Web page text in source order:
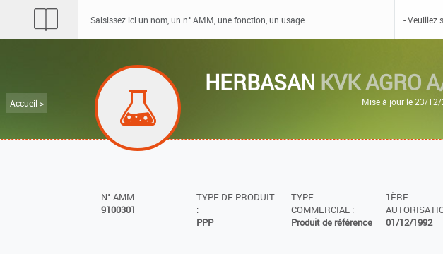
Accueil >
HERBASAN KVK AGRO
Mise à jour le 23/
N° AMM
9100301
TYPE DE PRODUIT
:
PPP
TYPE
COMMERCIAL :
Produit de référence
1ÈRE
01/12/1992